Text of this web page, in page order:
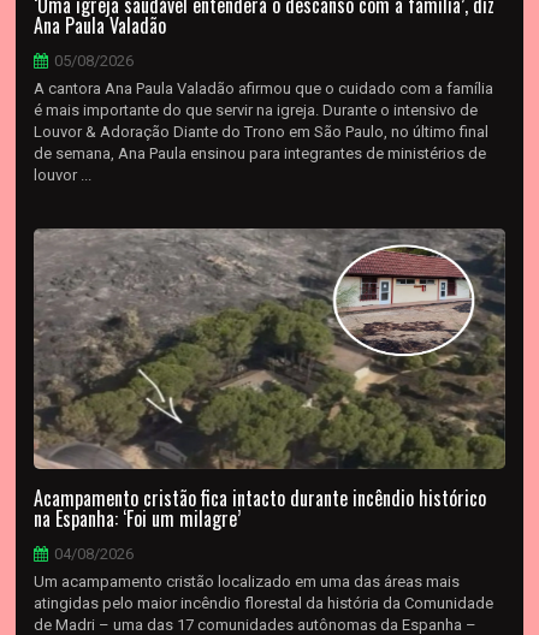
Ana Paula Valadão
05/08/2026
A cantora Ana Paula Valadão afirmou que o cuidado com a família
é mais importante do que servir na igreja. Durante o intensivo de
Louvor & Adoração Diante do Trono em São Paulo, no último final
de semana, Ana Paula ensinou para integrantes de ministérios de
louvor ...
Acampamento cristão fica intacto durante incêndio histórico
na Espanha: ‘Foi um milagre’
04/08/2026
Um acampamento cristão localizado em uma das áreas mais
atingidas pelo maior incêndio florestal da história da Comunidade
de Madri – uma das 17 comunidades autônomas da Espanha –